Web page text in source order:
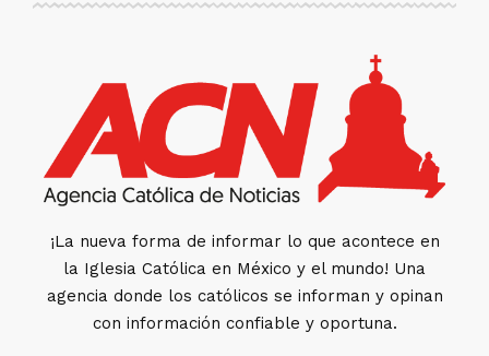
¡La nueva forma de informar lo que acontece en
la Iglesia Católica en México y el mundo! Una
agencia donde los católicos se informan y opinan
con información confiable y oportuna.